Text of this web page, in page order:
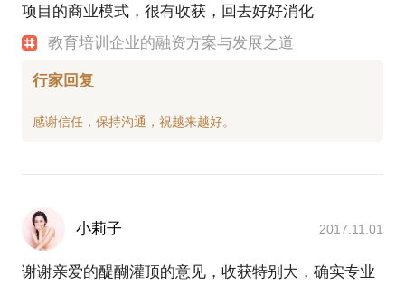
项目的商业模式，很有收获，回去好好消化
教育培训企业的融资方案与发展之道
行家回复
小莉子 2017.11.01
谢谢亲爱的醍醐灌顶的意见，收获特别大，确实专业